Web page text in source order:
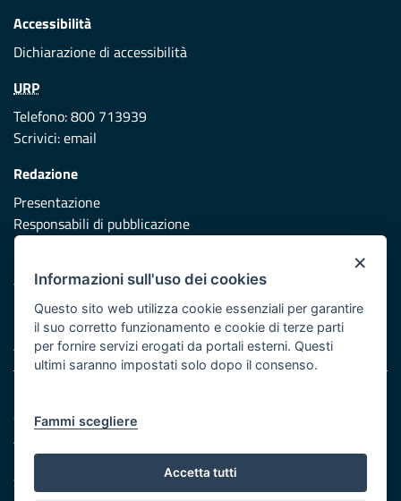
Accessibilità
Dichiarazione di accessibilità
URP
Telefono: 800 713939
Scrivici:email
Redazione
Presentazione
Responsabili di pubblicazione
Vai al sito di Protezione Civile Puglia
Iniziativa finanziata con risorse del POR Puglia 2014/2020 -
Asse XI
Cookie e privacy
Atti di notifica
Feed RSS
Servizi Intranet
×
Informazioni sull'uso dei cookies
Questo sito web utilizza cookie essenziali per garantire
il suo corretto funzionamento e cookie di terze parti
per fornire servizi erogati da portali esterni. Questi
ultimi saranno impostati solo dopo il consenso.
Fammi scegliere
Accetta tutti